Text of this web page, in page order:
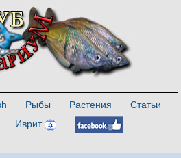
Рыбы Растения
Статьи
Иврит